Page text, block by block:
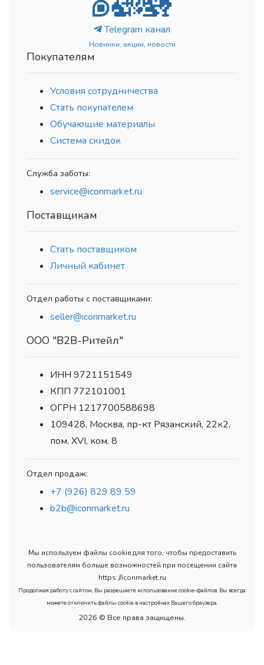
Telegram канал
Новинки, акции, новости
Покупателям
Условия сотрудничества
Стать покупателем
Обучающие материалы
Система скидок
Служба заботы:
service@iconmarket.ru
Поставщикам
Стать поставщиком
Личный кабинет
Отдел работы с поставщиками:
seller@iconmarket.ru
ООО "В2В-Ритейл"
ИНН 9721151549
КПП 772101001
ОГРН 1217700588698
109428, Москва, пр-кт Рязанский, 22к2,
пом. XVI, ком. 8
Отдел продаж:
+7 (926) 829 89 59
b2b@iconmarket.ru
Мы используем файлы cookie для того, чтобы предоставить
пользователям больше возможностей при посещении сайта
https://iconmarket.ru
Продолжая работу с сайтом, Вы разрешаете использование cookie-файлов. Вы всегда
можете отключить файлы cookie в настройках Вашего браузера.
2026 © Все права защищены.